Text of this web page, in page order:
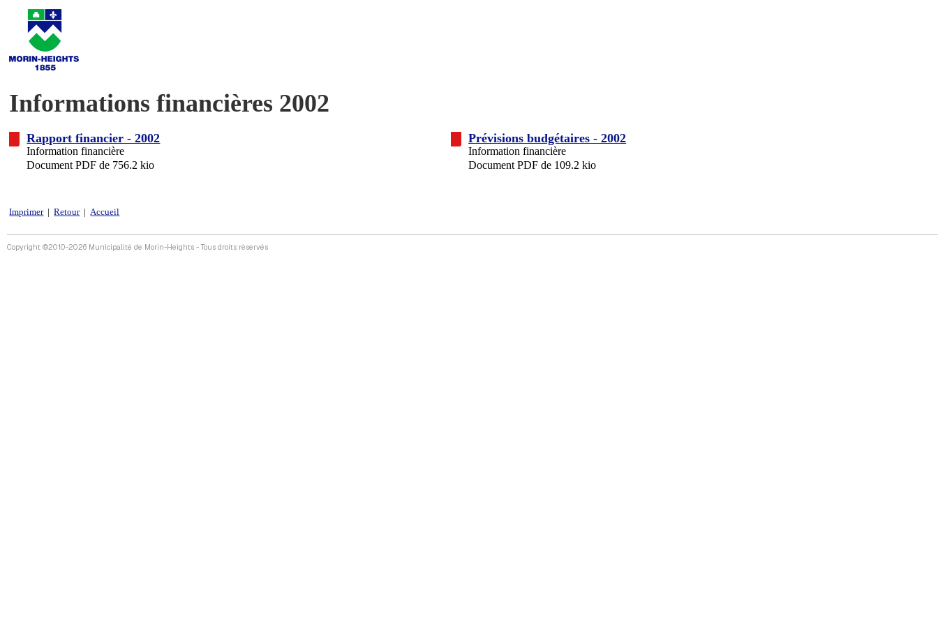
Informations financières 2002
Rapport financier - 2002
Information financière
Document PDF de 756.2 kio
Prévisions budgétaires - 2002
Information financière
Document PDF de 109.2 kio
Imprimer|Retour|Accueil
Copyright ©2010-2026 Municipalité de Morin-Heights - Tous droits réservés